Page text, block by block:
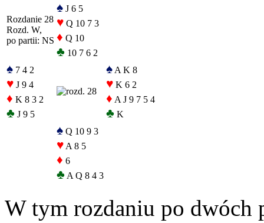
Rozdanie 28
Rozd. W,
po partii: NS
♠ J 6 5
♥ Q 10 7 3
♦ Q 10
♣ 10 7 6 2
♠ 7 4 2
♥ J 9 4
♦ K 8 3 2
♣ J 9 5
♠ A K 8
♥ K 6 2
♦ A J 9 7 5 4
♣ K
♠ Q 10 9 3
♥ A 8 5
♦ 6
♣ A Q 8 4 3
W tym rozdaniu po dwóch